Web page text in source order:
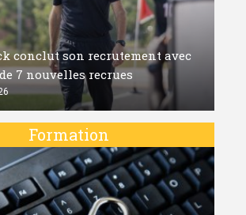
conclut son recrutement avec
7 nouvelles recrues
Formation